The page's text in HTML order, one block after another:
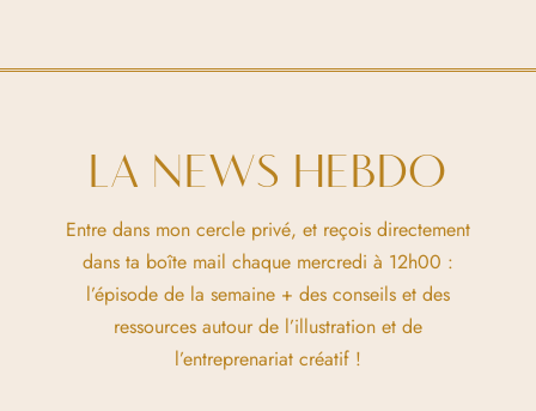
LA NEWS HEBDO
Entre dans mon cercle privé, et reçois directement
dans ta boîte mail chaque mercredi à 12h00 :
l’épisode de la semaine + des conseils et des
ressources autour de l’illustration et de
l’entreprenariat créatif !